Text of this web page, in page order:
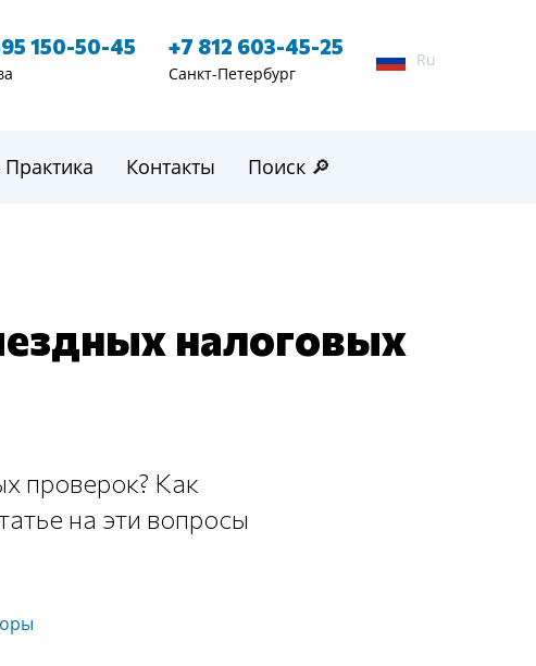
150-50-45 +7 812 603-45-25
Санкт-Петербург
Ru
Контакты Поиск 🔎
налоговых
проверок? Как
на эти вопросы